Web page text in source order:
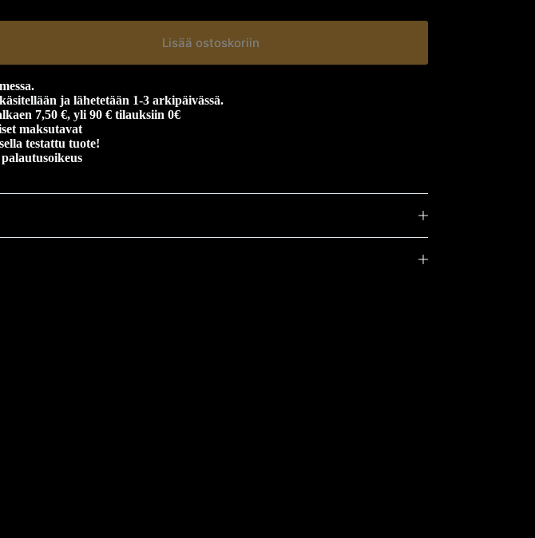
Lisää ostoskoriin
ja lähetetään 1-3 arkipäivässä.
7,50 €, yli 90 € tilauksiin 0€
maksutavat
testattu tuote!